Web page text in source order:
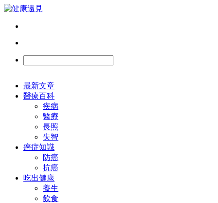
最新文章
醫療百科
疾病
醫療
長照
失智
癌症知識
防癌
抗癌
吃出健康
養生
飲食